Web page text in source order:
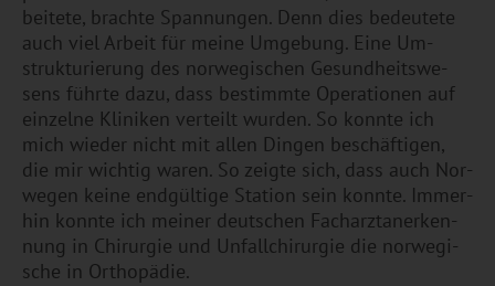
bei­te­te, brach­te Span­nun­gen. Denn dies be­deu­te­te
auch viel Ar­beit für meine Um­ge­bung. Eine Um­
struk­tu­rie­rung des nor­we­gi­schen Ge­sund­heits­we­
sens führ­te dazu, dass be­stimm­te Ope­ra­tio­nen auf
ein­zel­ne Kli­ni­ken ver­teilt wur­den. So konn­te ich
mich wie­der nicht mit allen Din­gen be­schäf­ti­gen,
die mir wich­tig waren. So zeig­te sich, dass auch Nor­
we­gen keine end­gül­ti­ge Sta­ti­on sein konn­te. Im­mer­
hin konn­te ich mei­ner deut­schen Fach­arzt­an­er­ken­
nung in Chir­ur­gie und Un­fall­chir­ur­gie die nor­we­gi­
sche in Or­tho­pä­die.